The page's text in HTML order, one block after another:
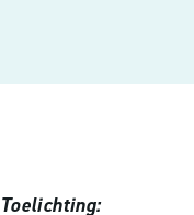
Toelichting: